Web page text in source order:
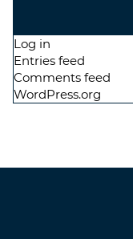
Log in
Entries feed
Comments feed
WordPress.org